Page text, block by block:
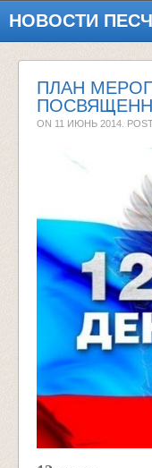
НОВОСТИ
ПЛАН
ON 11 ИЮНЬ 2014 .